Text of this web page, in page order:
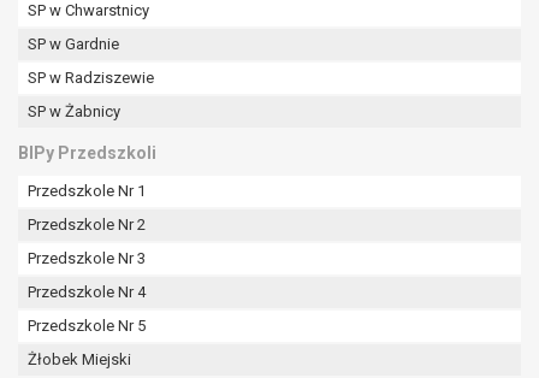
SP w Chwarstnicy
SP w Gardnie
SP w Radziszewie
SP w Żabnicy
BIPy Przedszkoli
Przedszkole Nr 1
Przedszkole Nr 2
Przedszkole Nr 3
Przedszkole Nr 4
Przedszkole Nr 5
Żłobek Miejski
Organem właściwym do wniesienia skargi jest
Prezes Urzędu Ochrony Danych Osobowych.
W zależności od sfery, w której przetwarzane są
dobrowolne albo jest wymogiem ustawowym lub
umownym.
zautomatyzowanemu podejmowaniu decyzji, w
tym również profilowaniu.